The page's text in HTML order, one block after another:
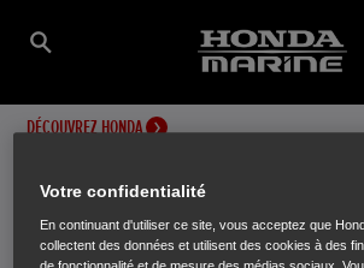
DÉCOUVREZ HONDA
DÉCOUVREZ HONDA
Votre confidentialité
En continuant d'utiliser ce site, vous acceptez que
collectent des données et utilisent des cookies à des